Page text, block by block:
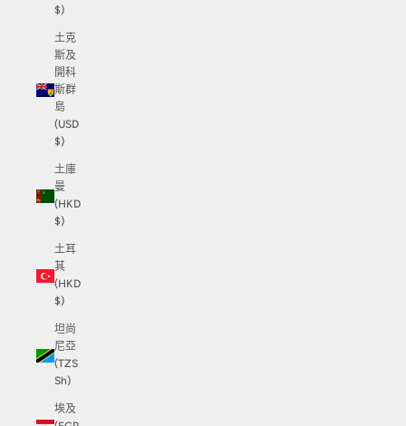
$)
土克
斯及
開科
斯群
島
(USD
$)
土庫
曼
(HKD
$)
土耳
其
(HKD
$)
坦尚
尼亞
(TZS
Sh)
埃及